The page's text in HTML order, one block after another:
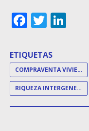
Facebook
Twitter
ETIQUETAS
COMPRAVENTA VIVIENDA
RIQUEZA INTERGENERACIONAL